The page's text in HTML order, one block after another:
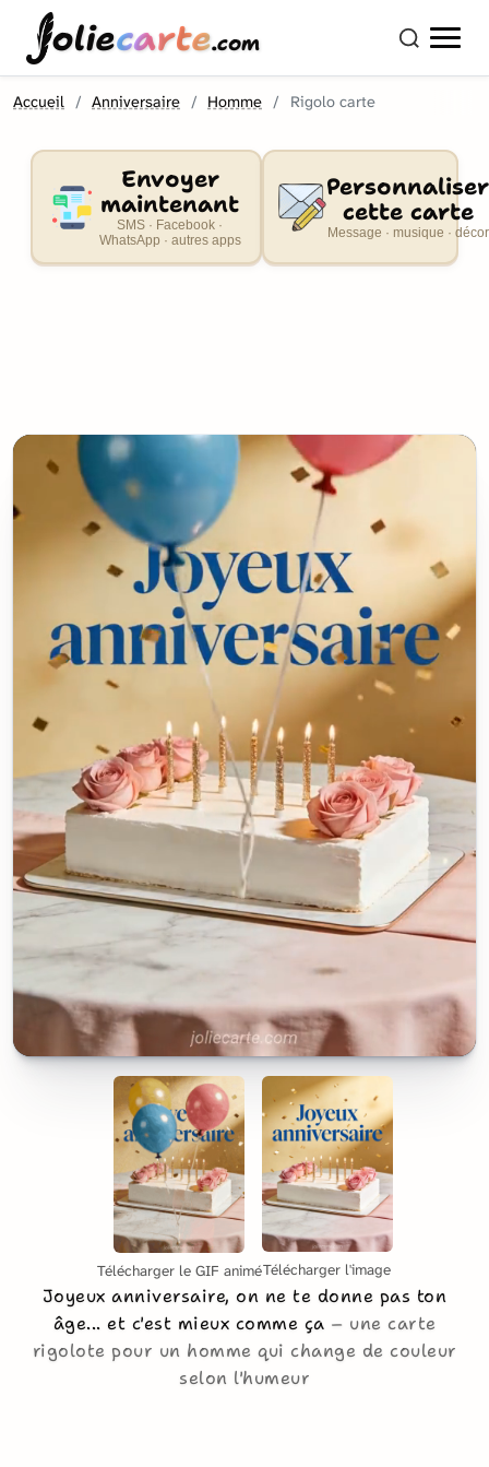
oliecarte.com
Accueil Anniversaire Homme Rigolo carte
Envoyer
maintenant
SMS · Facebook ·
WhatsApp · autres apps
Personnaliser
cette carte
Message · musique · décor
Télécharger le GIF animéTélécharger l'image
Joyeux anniversaire, on ne te donne pas ton
âge... et c'est mieux comme ça
une carte
rigolote pour un homme qui change de couleur
selon l'humeur